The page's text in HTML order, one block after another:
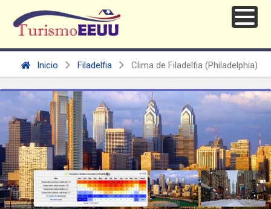
Inicio Filadelfia Clima de Filadelfia (Philadelphia)